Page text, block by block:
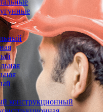
конструкционный